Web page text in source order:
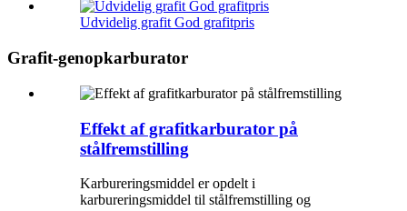
Udvidelig grafit God grafitpris
Grafit-genopkarburator
Effekt af grafitkarburator på
stålfremstilling
Karbureringsmiddel er opdelt i
karbureringsmiddel til stålfremstilling og